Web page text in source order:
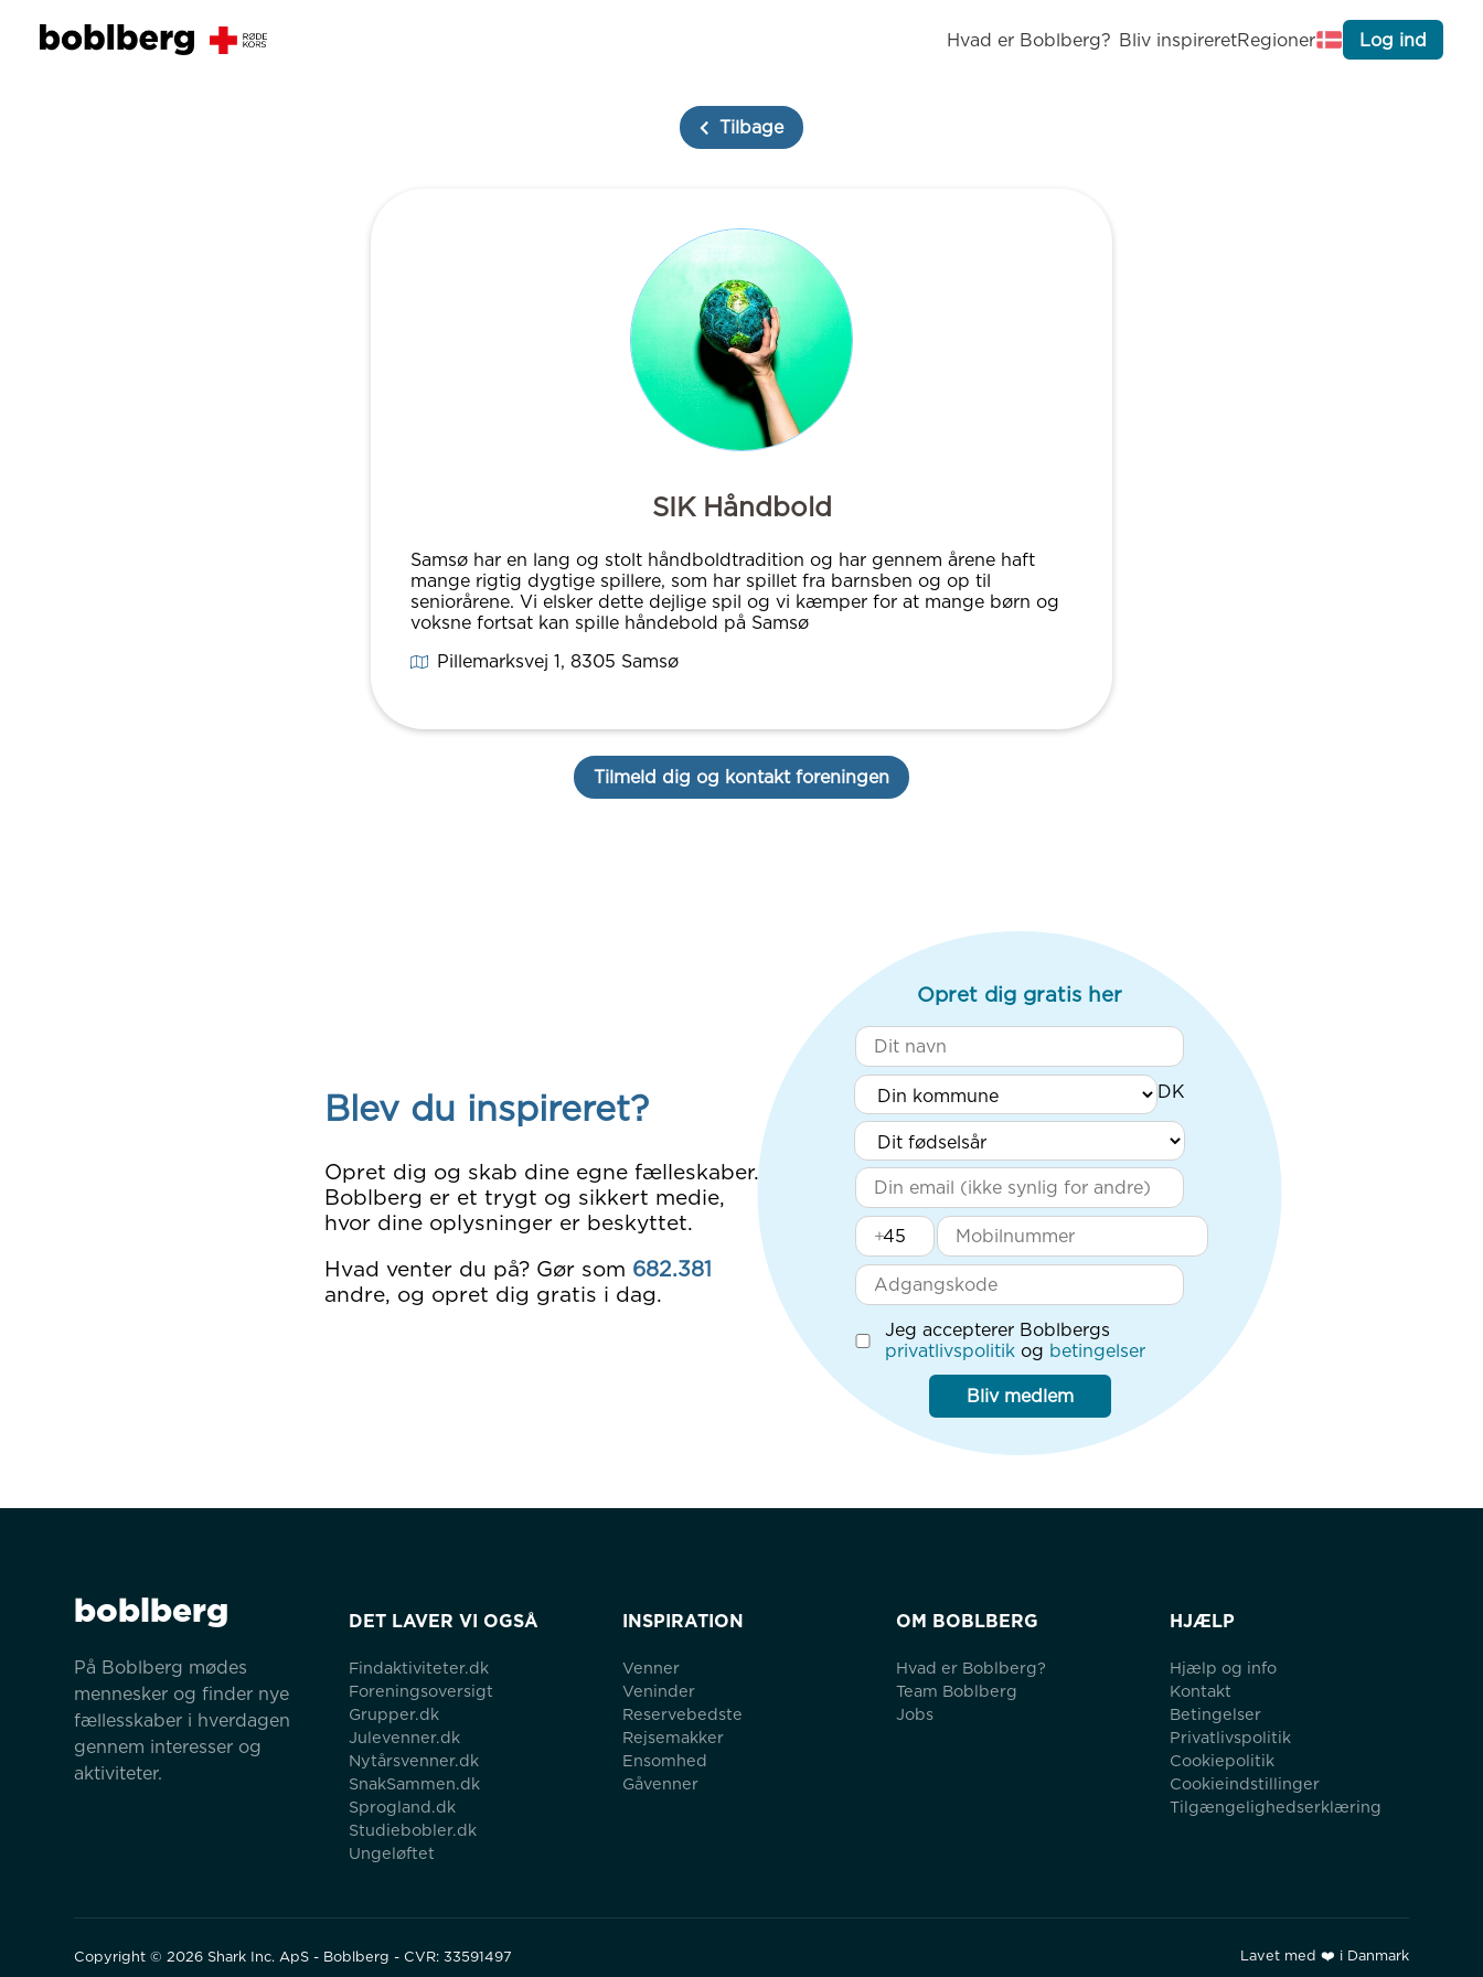
Hvad er Boblberg? Bliv inspireretRegioner Log ind
Tilbage
SIK Håndbold
Samsø har en lang og stolt håndboldtradition og har gennem årene haft
mange rigtig dygtige spillere, som har spillet fra barnsben og op til
seniorårene. Vi elsker dette dejlige spil og vi kæmper for at mange børn og
voksne fortsat kan spille håndebold på Samsø
Pillemarksvej 1, 8305 Samsø
Tilmeld dig og kontakt foreningen
Blev du inspireret?
Opret dig og skab dine egne fælleskaber.
Boblberg er et trygt og sikkert medie,
hvor dine oplysninger er beskyttet.
Hvad venter du på? Gør som 682.381
andre, og opret dig gratis i dag.
Opret dig gratis her
+
Jeg accepterer Boblbergs
privatlivspolitik og betingelser
Bliv medlem
boblberg
På Boblberg mødes
mennesker og finder nye
fællesskaber i hverdagen
gennem interesser og
aktiviteter.
DET LAVER VI OGSÅ
Findaktiviteter.dk
Foreningsoversigt
Grupper.dk
Julevenner.dk
Nytårsvenner.dk
SnakSammen.dk
Sprogland.dk
Studiebobler.dk
Ungeløftet
INSPIRATION
Venner
Veninder
Reservebedste
Rejsemakker
Ensomhed
Gåvenner
OM BOBLBERG
Hvad er Boblberg?
Team Boblberg
Jobs
HJÆLP
Hjælp og info
Kontakt
Betingelser
Privatlivspolitik
Cookiepolitik
Cookieindstillinger
Tilgængelighedserklæring
Copyright ©2026 Shark Inc. ApS - Boblberg - CVR: 33591497 Lavet med ❤️ i Danmark